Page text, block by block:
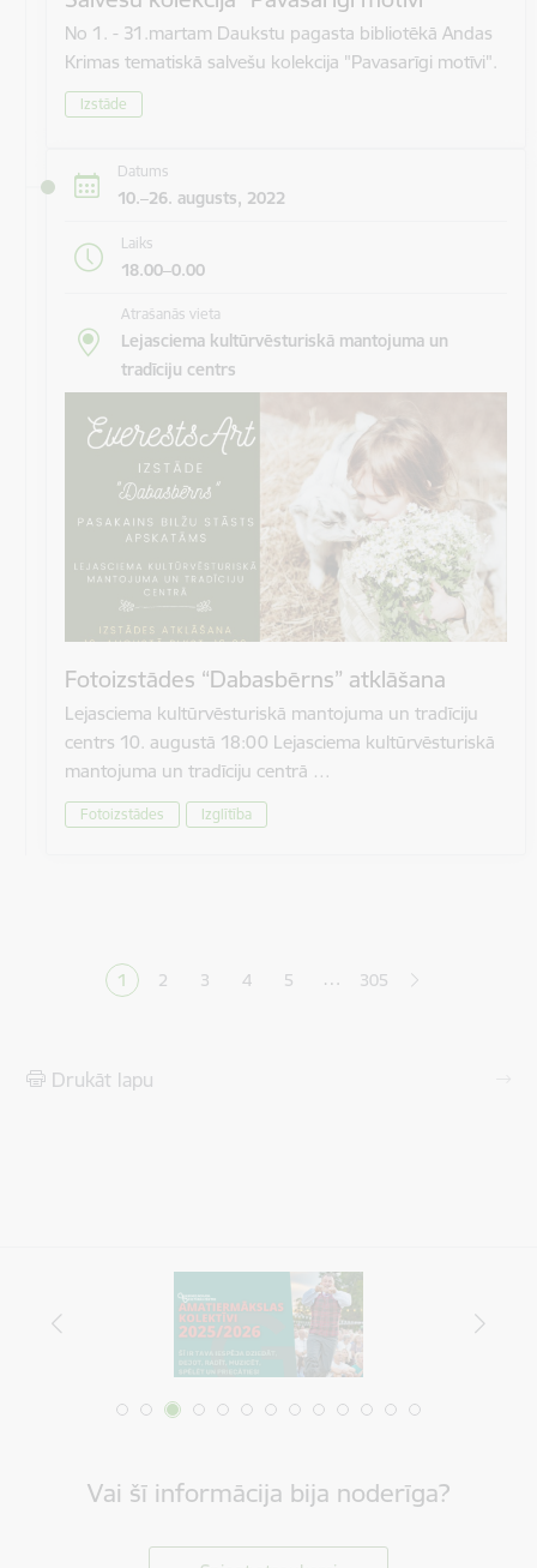
No 1. - 31.martam Daukstu pagasta bibliotēkā Andas
Krimas tematiskā salvešu kolekcija "Pavasarīgi motīvi".
Izstāde
Datums
10.–26. augusts, 2022
Laiks
18.00–0.00
Atrašanās vieta
Lejasciema kultūrvēsturiskā mantojuma un
tradīciju centrs
Fotoizstādes “Dabasbērns” atklāšana
Lejasciema kultūrvēsturiskā mantojuma un tradīciju
centrs 10. augustā 18:00 Lejasciema kultūrvēsturiskā
mantojuma un tradīciju centrā …
Fotoizstādes Izglītība
Pašreizējā lapa
1 Lapa
2 Lapa
3 Lapa
4 Lapa
5 … 305
Drukāt lapu
Vai šī informācija bija noderīga?